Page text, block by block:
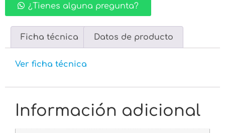
¿Tienes alguna pregunta?
Ficha técnica Datos de producto
Ver ficha técnica
Información adicional